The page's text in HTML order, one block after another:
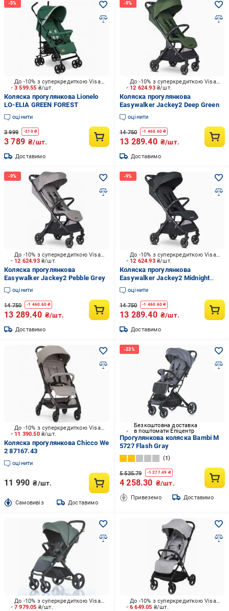
3 599.55 ₴/шт.
До -10% з суперкредиткою Visa Вигода
Коляска прогулянкова Lionelo
LO-ELIA GREEN FOREST
оцінити
3 999 -210₴
3 789 ₴/шт.
Доставимо
12 624.93 ₴/шт.
До -10% з суперкредиткою Visa Вигода
Коляска прогулянкова
Easywalker Jackey2 Deep Green
оцінити
14 750 -1 460.60₴
13 289.40 ₴/шт.
Доставимо
12 624.93 ₴/шт.
До -10% з суперкредиткою Visa Вигода
Коляска прогулянкова
Easywalker Jackey2 Pebble Grey
оцінити
14 750 -1 460.60 ₴
13 289.40 ₴/шт.
Доставимо
12 624.93 ₴/шт.
До -10% з суперкредиткою Visa Вигода
Коляска прогулянкова
Easywalker Jackey2 Midnight
Black
оцінити
14 750 -1 460.60₴
13 289.40 ₴/шт.
Доставимо
11 390.50 ₴/шт.
До -10% з суперкредиткою Visa Вигода
Коляска прогулянкова Chicco We
2 87167.43
оцінити
11 990 ₴/шт.
Cамовивіз Доставимо
Безкоштовна доставка
в поштомати Епіцентр
Прогулянкова коляска Bambi M
5727 Flash Gray
1
5 535.79 -1 277.49 ₴
4 258.30 ₴/шт.
Привеземо Доставимо
7 979.05 ₴/шт.
До -10% з суперкредиткою Visa Вигода
6 649.05 ₴/шт.
До -10% з суперкредиткою Visa Вигода